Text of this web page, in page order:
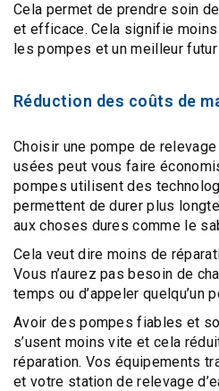
Cela permet de prendre soin
et efficace. Cela signifie
les pompes et un meilleur futur
Réduction des coûts de
Choisir une pompe de
usées peut vous faire
pompes utilisent des
permettent de durer plus
aux choses dures comme le
Cela veut dire moins de
Vous n’aurez pas besoin de
temps ou d’appeler quelqu’un
Avoir despompes fiables et
s’usent moins vite et cela
réparation. Vos équipements
et votre station de relevage